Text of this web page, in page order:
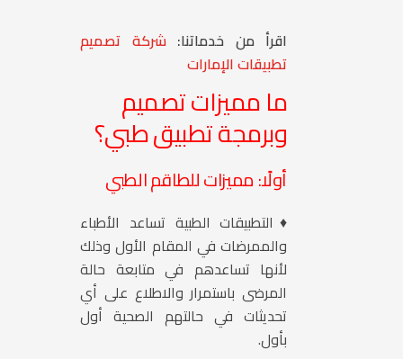
اقرأ من خدماتنا:شركة تصميم
تطبيقات الإمارات
ما مميزات تصميم
وبرمجة تطبيق طبي؟
أولًا: مميزات للطاقم الطبي
♦التطبيقات الطبية تساعد الأطباء
والممرضات في المقام الأول وذلك
لأنها تساعدهم في متابعة حالة
المرضى باستمرار والاطلاع على أي
تحديثات في حالتهم الصحية أول
بأول.